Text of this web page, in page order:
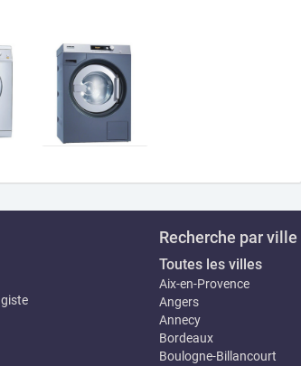
Recherche par ville
Toutes les villes
Aix-en-Provence
Angers
Annecy
Bordeaux
Boulogne-Billancourt